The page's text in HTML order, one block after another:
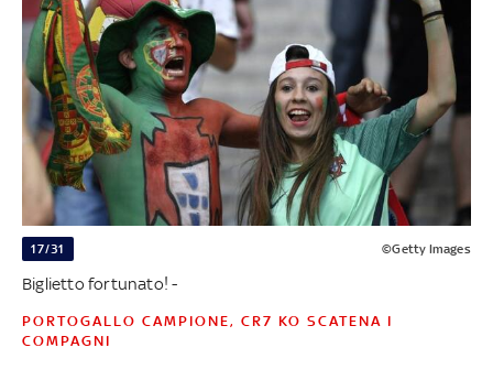
17/31 ©Getty Images
Biglietto fortunato! -
PORTOGALLO CAMPIONE, CR7 KO SCATENA I
COMPAGNI